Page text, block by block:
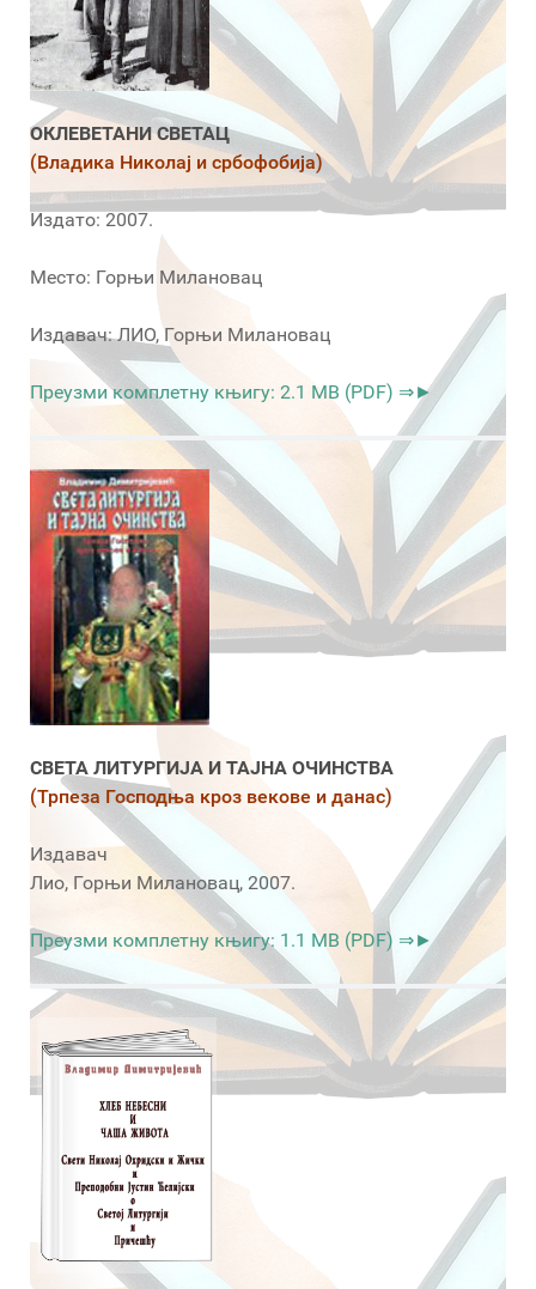
ОКЛЕВЕТАНИ СВЕТАЦ
(Владика Николај и србофобија)
Издато: 2007.
Место: Горњи Милановац
Издавач: ЛИО, Горњи Милановац
Преузми комплетну књигу: 2.1 MB (PDF) ⇒►
СВЕТА ЛИТУРГИЈА И ТАЈНА ОЧИНСТВА
(Трпеза Господња кроз векове и данас)
Издавач
Лио, Горњи Милановац, 2007.
Преузми комплетну књигу: 1.1 MB (PDF) ⇒►